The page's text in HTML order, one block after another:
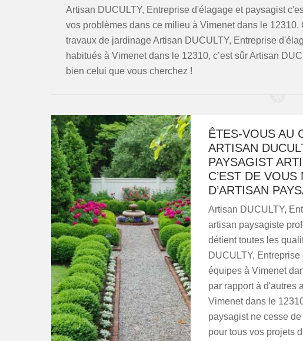
Artisan DUCULTY, Entreprise d'élagage et paysagist
vos problèmes dans ce milieu à Vimenet dans le
travaux de jardinage Artisan DUCULTY, Entreprise
habitués à Vimenet dans le 12310, c’est sûr Artisan
bien celui que vous cherchez !
ÊTES-VOUS AU
ARTISAN
PAYSAGIST
C’EST DE
D’ARTISAN
Artisan DUCULTY,
artisan paysagiste
détient toutes les
DUCULTY,
équipes à Vimenet
par rapport à d'autres
Vimenet dans le
paysagist ne cesse
pour tous vos projets